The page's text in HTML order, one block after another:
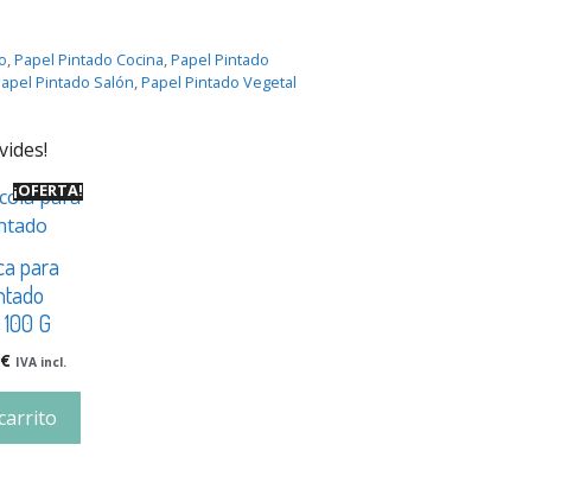
,Papel Pintado Cocina,Papel Pintado
Pintado Salón,Papel Pintado Vegetal
¡OFERTA!
para
G
€ IVA incl.